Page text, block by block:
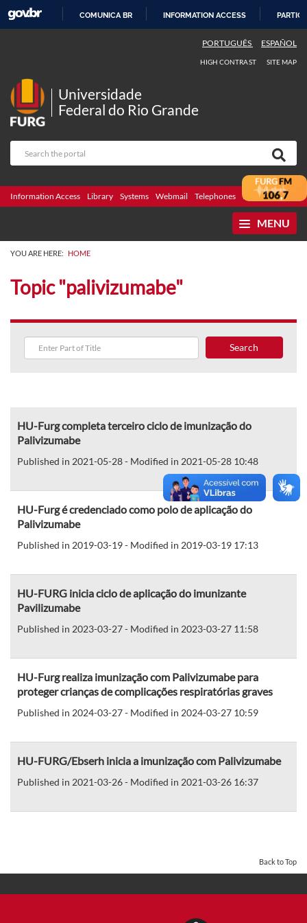
COMUNICA BR INFORMATION ACCESS
PORTUGUÊS ESPAÑOL
HIGH CONTRAST SITE MAP
Universidade
Federal do Rio Grande
Information Access Library Systems Webmail Telephones Bidding
MENU
YOU ARE HERE: HOME
Topic "palivizumabe"
Search
HU-Furg completa terceiro ciclo de imunização do
Palivizumabe
Published in 2021-05-28 - Modified in 2021-05-28 10:48
HU-Furg é credenciado como polo de aplicação do
Palivizumabe
Published in 2019-03-19 - Modified in 2019-03-19 17:13
HU-FURG inicia ciclo de aplicação do imunizante
Pavilizumabe
Published in 2023-03-27 - Modified in 2023-03-27 11:58
HU-Furg realiza imunização com Palivizumabe para
proteger crianças de complicações respiratórias graves
Published in 2024-03-27 - Modified in 2024-03-27 10:59
HU-FURG/Ebserh inicia a imunização com Palivizumabe
Published in 2021-03-26 - Modified in 2021-03-26 16:37
Back to Top